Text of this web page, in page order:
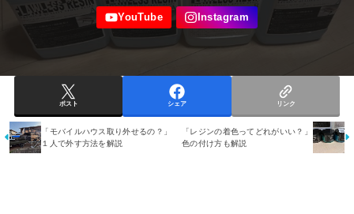
ポスト シェア リンク
「レジンの着色ってどれがいい？」
色の付け方も解説
「モバイルハウス取り外せるの？」
１人で外す方法を解説